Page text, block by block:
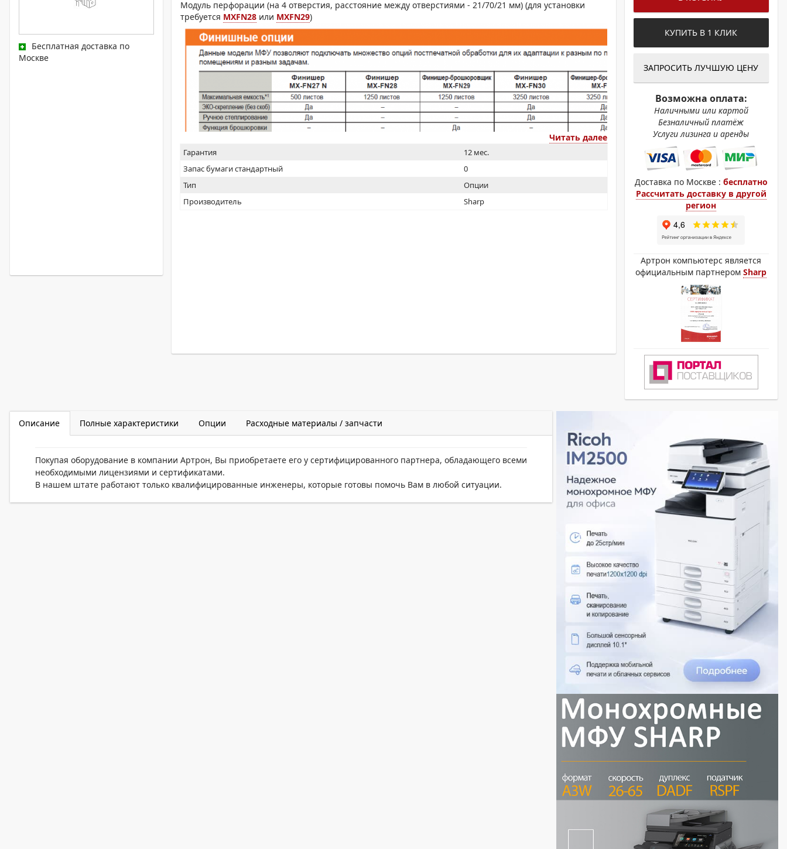
МОНОХРОМНЫЕ ПРИНТЕРЫ
Бесплатная доставка по
Москве
Модуль перфорации (на 4 отверстия, расстояние между отверстиями - 21/70/21 мм) (для установки
требуется MXFN28 или MXFN29)
Читать далее
Гарантия
12 мес.
Запас бумаги стандартный
0
Тип
Опции
Производитель
Sharp
КУПИТЬ В 1 КЛИК
ЗАПРОСИТЬ ЛУЧШУЮ ЦЕНУ
Возможна оплата:
Наличными или картой
Безналичный платёж
Услуги лизинга и аренды
Доставка по Москве : бесплатно
Рассчитать доставку в другой
регион
Артрон компьютерс является
официальным партнеромSharp
Описание Полные характеристики Опции Расходные материалы / запчасти
Покупая оборудование в компании Артрон, Вы приобретаете его у сертифицированного партнера, обладающего всеми
необходимыми лицензиями и сертификатами.
В нашем штате работают только квалифицированные инженеры, которые готовы помочь Вам в любой ситуации.